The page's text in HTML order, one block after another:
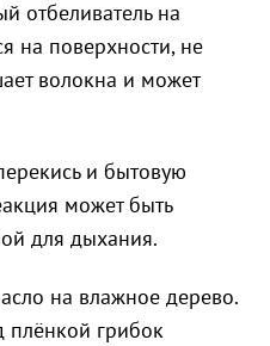
отбеливатель на
на поверхности, не
волокна и может
и бытовую
может быть
для дыхания.
на влажное дерево.
плёнкой грибок